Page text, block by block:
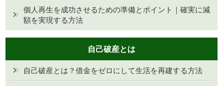
個人再生を成功させるための準備とポイント｜確実に減
額を実現する方法
自己破産とは
自己破産とは？借金をゼロにして生活を再建する方法